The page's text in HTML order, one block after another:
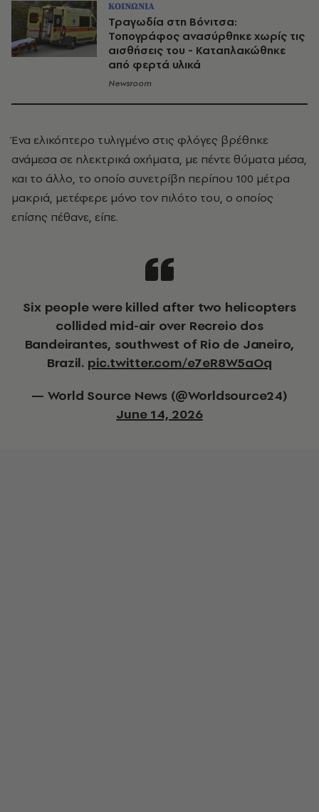
ΚΟΙΝΩΝΙΑ
Τραγωδία στη Βόνιτσα:
Τοπογράφος ανασύρθηκε χωρίς τις
αισθήσεις του - Καταπλακώθηκε
από φερτά υλικά
Newsroom
Ένα ελικόπτερο τυλιγμένο στις φλόγες βρέθηκε
ανάμεσα σε ηλεκτρικά οχήματα, με πέντε θύματα μέσα,
και το άλλο, το οποίο συνετρίβη περίπου 100 μέτρα
μακριά, μετέφερε μόνο τον πιλότο του, ο οποίος
επίσης πέθανε, είπε.
Six people were killed after two helicopters
collided mid-air over Recreio dos
Bandeirantes, southwest of Rio de Janeiro,
Brazil. pic.twitter.com/e7eR8W5aOq
— World Source News (@Worldsource24)
June 14, 2026